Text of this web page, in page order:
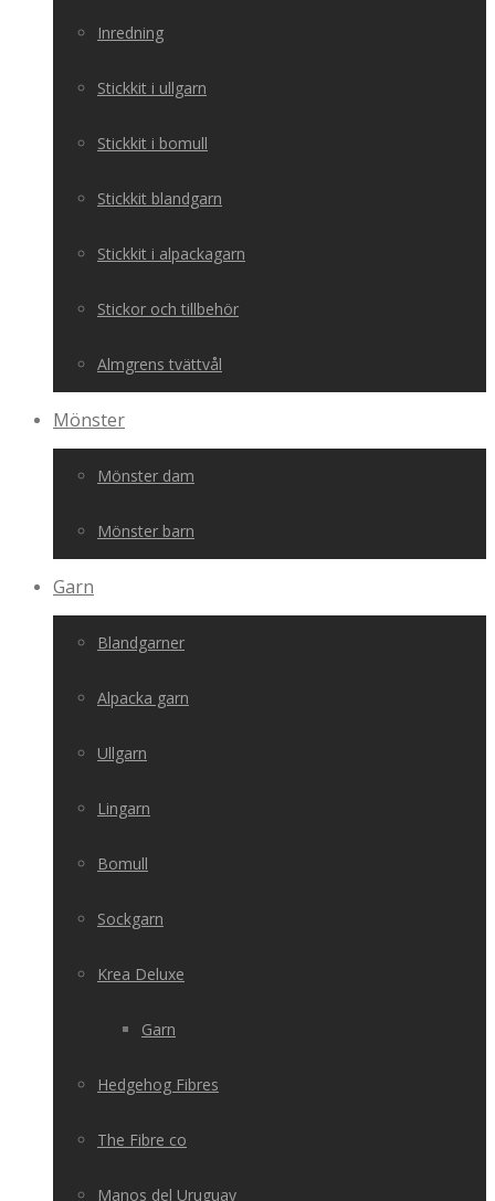
Inredning
Stickkit i ullgarn
Stickkit i bomull
Stickkit blandgarn
Stickkit i alpackagarn
Stickor och tillbehör
Almgrens tvättvål
Mönster
Mönster dam
Mönster barn
Garn
Blandgarner
Alpacka garn
Ullgarn
Lingarn
Bomull
Sockgarn
Krea Deluxe
Garn
Hedgehog Fibres
The Fibre co
Manos del Uruguay